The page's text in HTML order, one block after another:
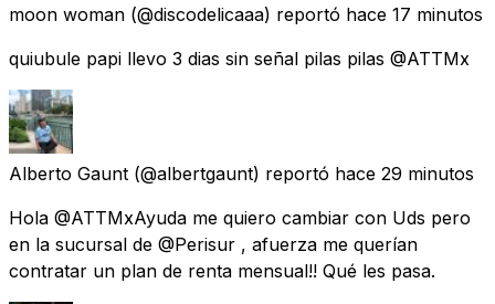
moon woman (@discodelicaaa) reportó hace 17 minutos
quiubule papi llevo 3 dias sin señal pilas pilas @ATTMx
Alberto Gaunt (@albertgaunt) reportó hace 29 minutos
Hola @ATTMxAyuda me quiero cambiar con Uds pero
en la sucursal de @Perisur , afuerza me querían
contratar un plan de renta mensual!! Qué les pasa.